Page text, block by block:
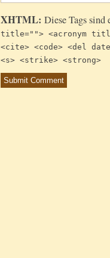
XHTML: Diese Tags
title=""> <acronym
<cite> <code> <del
<s> <strike> <strong>